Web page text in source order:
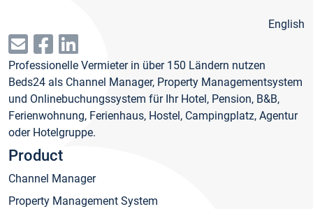
English
Professionelle Vermieter in über 150 Ländern nutzen
Beds24 als Channel Manager, Property Managementsystem
und Onlinebuchungssystem für Ihr Hotel, Pension, B&B,
Ferienwohnung, Ferienhaus, Hostel, Campingplatz, Agentur
oder Hotelgruppe.
Product
Channel Manager
Property Management System